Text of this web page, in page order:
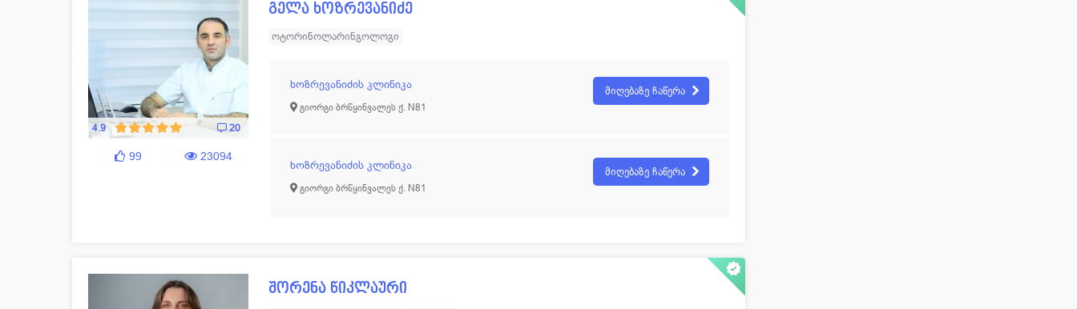
4.9 20
99 23094
გელა ხოზრევანიძე
ოტორინოლარინგოლოგი
ხოზრევანიძის კლინიკა
გიორგი ბრწყინვალეს ქ. N81
მიღებაზე ჩაწერა
ხოზრევანიძის კლინიკა
გიორგი ბრწყინვალეს ქ. N81
მიღებაზე ჩაწერა
შორენა წიკლაური